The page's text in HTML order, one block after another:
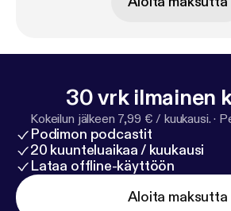
30 vrk ilmainen
Kokeilun jälkeen 7,99 € / kuukausi. ·
Podimon podcastit
20 kuunteluaikaa / kuukausi
Lataa offline-käyttöön
Aloita maksutta